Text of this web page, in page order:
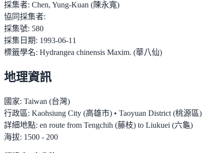
採集者: Chen, Yung-Kuan (陳永寬)
協同採集者:
採集號: 580
採集日期: 1993-06-11
標籤學名: Hydrangea chinensis Maxim. (華八仙)
地理資訊
國家: Taiwan (台灣)
行政區: Kaohsiung City (高雄市) • Taoyuan District (桃源區)
詳細地點: en route from Tengchih (藤枝) to Liukuei (六龜)
海拔: 1500 - 200